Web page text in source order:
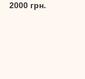
2000 грн.